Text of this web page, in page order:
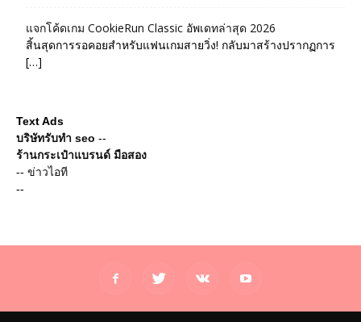
แจกโค้ดเกม CookieRun Classic อัพเดทล่าสุด 2026
สิ้นสุดการรอคอยสำหรับแฟนเกมสายวิ่ง! กลับมาสร้างปรากฏการ
[…]
Text Ads
บริษัทรับทำ seo --
ร้านกระเป๋าแบรนด์ มือสอง
-- ข่าวไอที
--